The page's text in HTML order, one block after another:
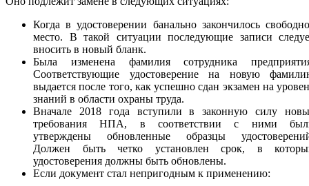
Когда в удостоверении банально закончилось
место. В такой ситуации последующие записи
вносить в новый бланк.
Была изменена фамилия сотрудника
Соответствующие удостоверение на новую
выдается после того, как успешно сдан экзамен на
знаний в области охраны труда.
Вначале 2018 года вступили в законную силу
требования НПА, в соответствии с ними
утверждены обновленные образцы
Должен быть четко установлен срок, в
удостоверения должны быть обновлены.
Если документ стал непригодным к применению: